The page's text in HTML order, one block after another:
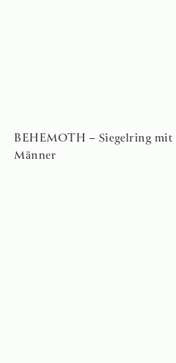
BEHEMOTH – Siegelring
Männer